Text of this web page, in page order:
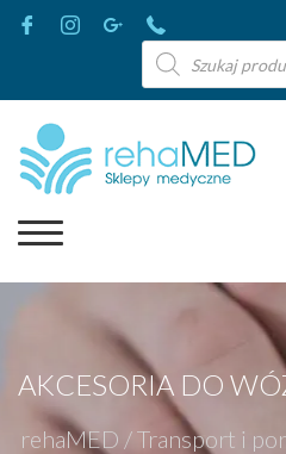
Wyszukiwarka
produktów
AKCESORIA DO
rehaMED /Transport i